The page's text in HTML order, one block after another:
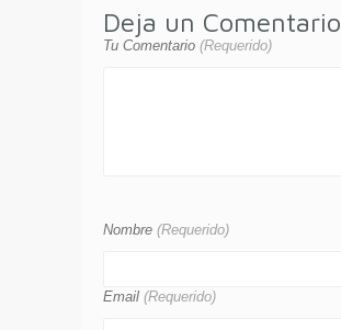
Deja un Comentario
Tu Comentario (Requerido)
Nombre (Requerido)
Email (Requerido)